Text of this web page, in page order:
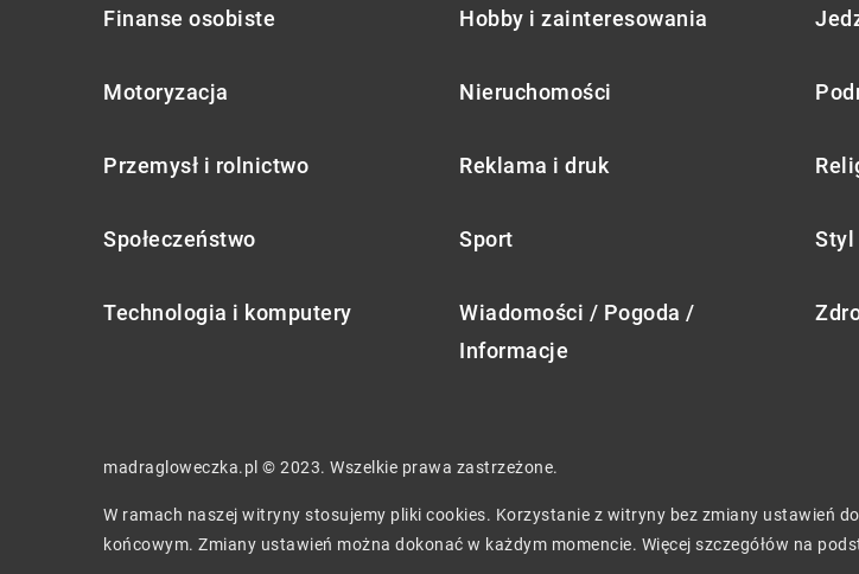
Finanse osobiste Hobby i zainteresowania
Motoryzacja Nieruchomości
Przemysł i rolnictwo Reklama i druk
Społeczeństwo Sport Styl
Technologia i komputery
Wiadomości / Pogoda /
Informacje
madragloweczka.pl © 2023. Wszelkie prawa zastrzeżone.
W ramach naszej witryny stosujemy pliki cookies. Korzystanie z witryny bez zmiany ustawień
końcowym. Zmiany ustawień można dokonać w każdym momencie. Więcej szczegółów na